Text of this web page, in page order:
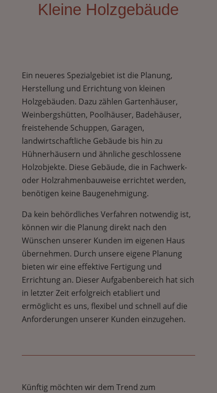
Kleine Holzgebäude
Ein neueres Spezialgebiet ist die Planung,
Herstellung und Errichtung von kleinen
Holzgebäuden. Dazu zählen Gartenhäuser,
Weinbergshütten, Poolhäuser, Badehäuser,
freistehende Schuppen, Garagen,
landwirtschaftliche Gebäude bis hin zu
Hühnerhäusern und ähnliche geschlossene
Holzobjekte. Diese Gebäude, die in Fachwerk-
oder Holzrahmenbauweise errichtet werden,
benötigen keine Baugenehmigung.
Da kein behördliches Verfahren notwendig ist,
können wir die Planung direkt nach den
Wünschen unserer Kunden im eigenen Haus
übernehmen. Durch unsere eigene Planung
bieten wir eine effektive Fertigung und
Errichtung an. Dieser Aufgabenbereich hat sich
in letzter Zeit erfolgreich etabliert und
ermöglicht es uns, flexibel und schnell auf die
Anforderungen unserer Kunden einzugehen.
Künftig möchten wir dem Trend zum